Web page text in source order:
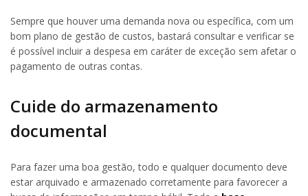
Sempre que houver uma demanda nova ou específica, com um
bom plano de gestão de custos, bastará consultar e verificar se
é possível incluir a despesa em caráter de exceção sem afetar o
pagamento de outras contas.
Cuide do armazenamento
documental
Para fazer uma boa gestão, todo e qualquer documento deve
estar arquivado e armazenado corretamente para favorecer a